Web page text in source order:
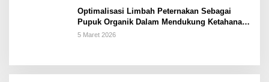
Optimalisasi Limbah Peternakan Sebagai
Pupuk Organik Dalam Mendukung Ketahanan
Pangan Rumah Tangga Petani di Kabupaten
5 Maret 2026